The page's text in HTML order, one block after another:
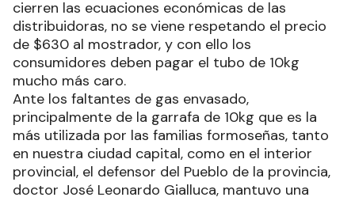
cierren las ecuaciones económicas de las
distribuidoras, no se viene respetando el precio
de $630 al mostrador, y con ello los
consumidores deben pagar el tubo de 10kg
mucho más caro.
Ante los faltantes de gas envasado,
principalmente de la garrafa de 10kg que es la
más utilizada por las familias formoseñas, tanto
en nuestra ciudad capital, como en el interior
provincial, el defensor del Pueblo de la provincia,
doctor José Leonardo Gialluca, mantuvo una